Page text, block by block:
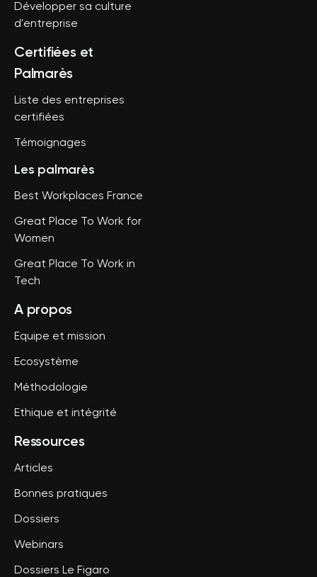
Développer sa culture
d'entreprise
Certifiées et
Palmarès
Liste des entreprises
certifiées
Témoignages
Les palmarès
Best Workplaces France
Great Place To Work for
Women
Great Place To Work in
Tech
A propos
Equipe et mission
Ecosystème
Méthodologie
Ethique et intégrité
Ressources
Articles
Bonnes pratiques
Dossiers
Webinars
Dossiers Le Figaro